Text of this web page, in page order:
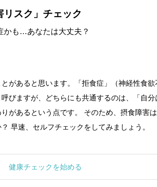
リスク」チェック
かも…あなたは大丈夫？
があると思います。「拒食症」（神経性食
びますが、どちらにも共通するのは、「自
があるという点です。 そのため、摂食障害
早速、セルフチェックをしてみましょう。
健康チェックを始める